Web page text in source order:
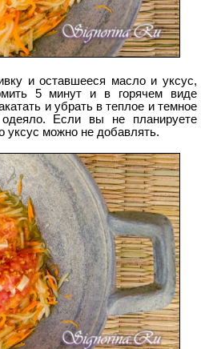
и оставшееся масло и уксус,
5 минут и в горячем виде
и убрать в теплое и темное
Если вы не планируете
уксус можно не добавлять.